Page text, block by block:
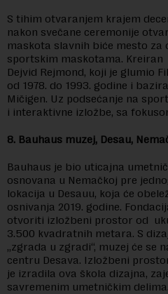
S tihim otvaranjem krajem
nakon svečane ceremonije
maskota slavnih biće mesto
sportskim maskotama. Kreiran
Dejvid Rejmond, koji je glumio
od 1978. do 1993. godine i
Mičigen. Uz podsećanje na
i interaktivne izložbe, sa
8. Bauhaus muzej, Desau,
Bauhaus je bio uticajna
osnovana u Nemačkoj pre
lokacija u Desauu, koja će
osnivanja 2019. godine.
otvoriti izložbeni prostor od
3.500 kvadratnih metara. S
„zgrada u zgradi“, muzej će se
centru Desava. Izložbeni
je izradila ova škola dizajna,
savremenim umetničkim delima.